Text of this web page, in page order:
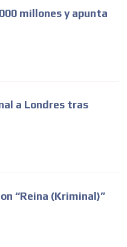
millones y apunta
a Londres tras
“Reina (Kriminal)”